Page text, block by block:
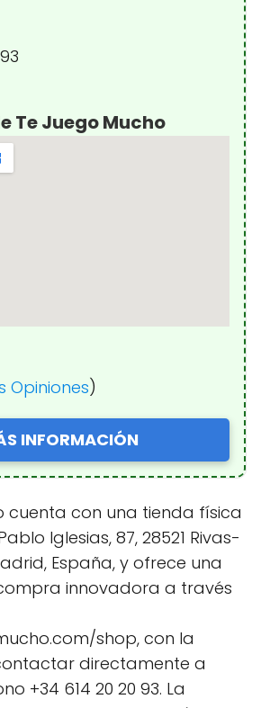
Te Juego Mucho
Opiniones)
INFORMACIÓN
cuenta con una tienda física
Iglesias, 87, 28521 Rivas-
España, y ofrece una
innovadora a través
shop, con la
directamente a
+34 614 20 20 93. La